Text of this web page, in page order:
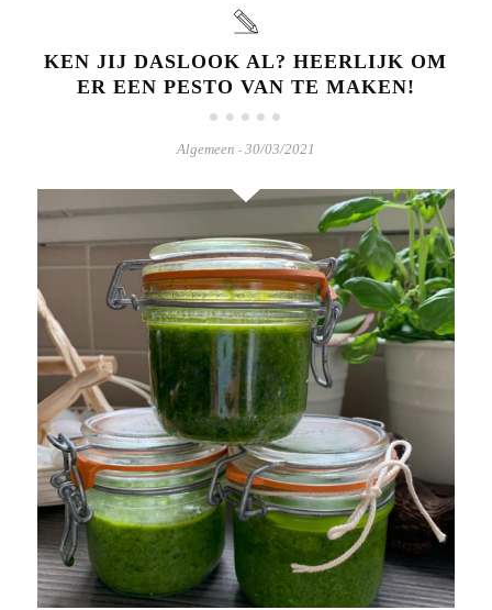
KEN JIJ DASLOOK AL? HEERLIJK OM
ER EEN PESTO VAN TE MAKEN!
Algemeen - 30/03/2021